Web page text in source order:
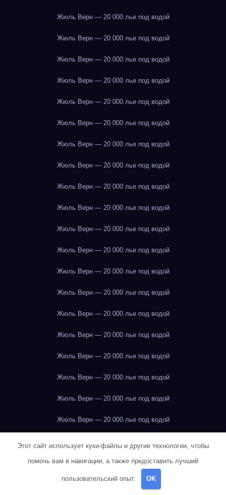
Жюль Верн — 20 000 лье под водой
Жюль Верн — 20 000 лье под водой
Жюль Верн — 20 000 лье под водой
Жюль Верн — 20 000 лье под водой
Жюль Верн — 20 000 лье под водой
Жюль Верн — 20 000 лье под водой
Жюль Верн — 20 000 лье под водой
Жюль Верн — 20 000 лье под водой
Жюль Верн — 20 000 лье под водой
Жюль Верн — 20 000 лье под водой
Жюль Верн — 20 000 лье под водой
Жюль Верн — 20 000 лье под водой
Жюль Верн — 20 000 лье под водой
Жюль Верн — 20 000 лье под водой
Жюль Верн — 20 000 лье под водой
Жюль Верн — 20 000 лье под водой
Жюль Верн — 20 000 лье под водой
Жюль Верн — 20 000 лье под водой
Жюль Верн — 20 000 лье под водой
Жюль Верн — 20 000 лье под водой
Жюль Верн — 20 000 лье под водой
Жюль Верн — 20 000 лье под водой
Этот сайт использует куки-файлы и другие технологии, чтобы
помочь вам в навигации, а также предоставить лучший
пользовательский опыт. OK